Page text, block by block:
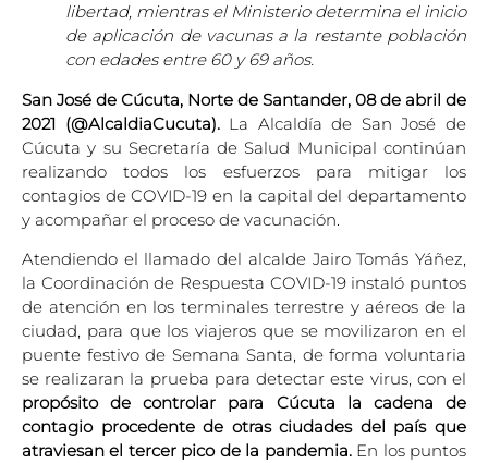
libertad, mientras el Ministerio determina el inicio
de aplicación de vacunas a la restante población
con edades entre 60 y 69 años.
San José de Cúcuta, Norte de Santander, 08 de abril de
2021 (@AlcaldiaCucuta). La Alcaldía de San José de
Cúcuta y su Secretaría de Salud Municipal continúan
realizando todos los esfuerzos para mitigar los
contagios de COVID-19 en la capital del departamento
y acompañar el proceso de vacunación.
Atendiendo el llamado del alcalde Jairo Tomás Yáñez,
la Coordinación de Respuesta COVID-19 instaló puntos
de atención en los terminales terrestre y aéreos de la
ciudad, para que los viajeros que se movilizaron en el
puente festivo de Semana Santa, de forma voluntaria
se realizaran la prueba para detectar este virus, con el
propósito de controlar para Cúcuta la cadena de
contagio procedente de otras ciudades del país que
atraviesan el tercer pico de la pandemia.En los puntos